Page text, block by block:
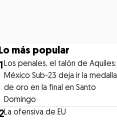
más popular
Los penales, el talón de Aquiles:
México Sub-23 deja ir la medalla
de oro en la final en Santo
Domingo
La ofensiva de EU